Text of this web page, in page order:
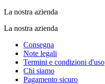
La nostra azienda
La nostra azienda
Consegna
Note legali
Termini e condizioni d'uso
Chi siamo
Pagamento sicuro